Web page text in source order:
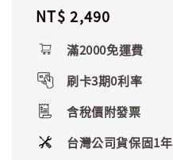
Regular
NT$ 2,490
滿2000免運費
刷卡3期0利率
含稅價附發票
台灣公司貨保固1年